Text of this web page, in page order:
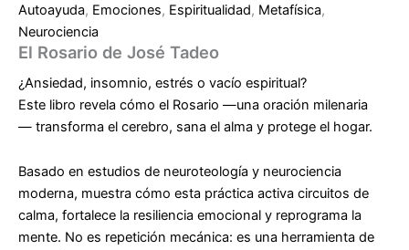
Autoayuda, Emociones, Espiritualidad, Metafísica,
Neurociencia
El Rosario de José Tadeo
¿Ansiedad, insomnio, estrés o vacío espiritual?
Este libro revela cómo el Rosario —una oración milenaria
— transforma el cerebro, sana el alma y protege el hogar.
Basado en estudios de neuroteología y neurociencia
moderna, muestra cómo esta práctica activa circuitos de
calma, fortalece la resiliencia emocional y reprograma la
mente. No es repetición mecánica: es una herramienta de